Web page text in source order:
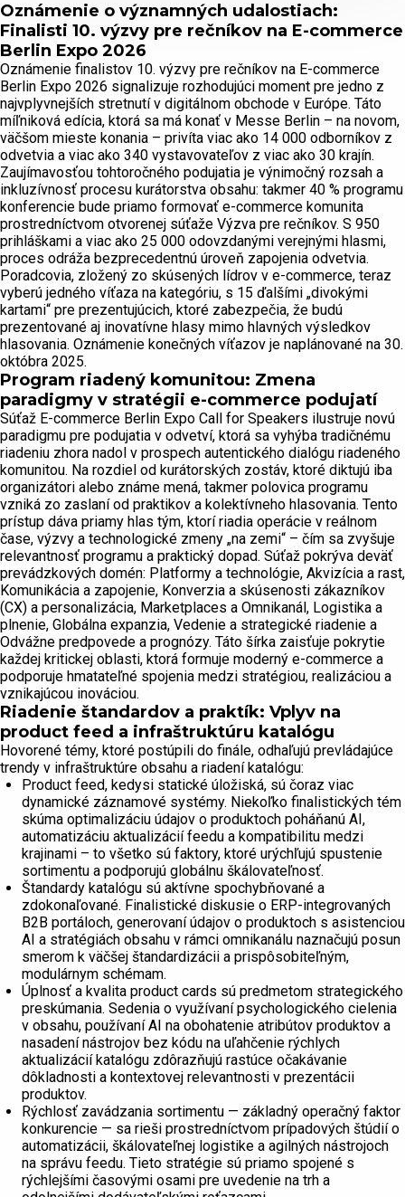
Oznámenie o významných udalostiach:
Finalisti 10. výzvy pre rečníkov na E-commerce
Berlin Expo 2026
Oznámenie finalistov 10. výzvy pre rečníkov na E-commerce
Berlin Expo 2026 signalizuje rozhodujúci moment pre jedno z
najvplyvnejších stretnutí v digitálnom obchode v Európe. Táto
míľniková edícia, ktorá sa má konať v Messe Berlin – na novom,
väčšom mieste konania – privíta viac ako 14 000 odborníkov z
odvetvia a viac ako 340 vystavovateľov z viac ako 30 krajín.
Zaujímavosťou tohtoročného podujatia je výnimočný rozsah a
inkluzívnosť procesu kurátorstva obsahu: takmer 40 % programu
konferencie bude priamo formovať e-commerce komunita
prostredníctvom otvorenej súťaže Výzva pre rečníkov. S 950
prihláškami a viac ako 25 000 odovzdanými verejnými hlasmi,
proces odráža bezprecedentnú úroveň zapojenia odvetvia.
Poradcovia, zložený zo skúsených lídrov v e-commerce, teraz
vyberú jedného víťaza na kategóriu, s 15 ďalšími „divokými
kartami“ pre prezentujúcich, ktoré zabezpečia, že budú
prezentované aj inovatívne hlasy mimo hlavných výsledkov
hlasovania. Oznámenie konečných víťazov je naplánované na 30.
októbra 2025.
Program riadený komunitou: Zmena
paradigmy v stratégii e-commerce podujatí
Súťaž E-commerce Berlin Expo Call for Speakers ilustruje novú
paradigmu pre podujatia v odvetví, ktorá sa vyhýba tradičnému
riadeniu zhora nadol v prospech autentického dialógu riadeného
komunitou. Na rozdiel od kurátorských zostáv, ktoré diktujú iba
organizátori alebo známe mená, takmer polovica programu
vzniká zo zaslaní od praktikov a kolektívneho hlasovania. Tento
prístup dáva priamy hlas tým, ktorí riadia operácie v reálnom
čase, výzvy a technologické zmeny „na zemi“ – čím sa zvyšuje
relevantnosť programu a praktický dopad. Súťaž pokrýva deväť
prevádzkových domén: Platformy a technológie, Akvizícia a rast,
Komunikácia a zapojenie, Konverzia a skúsenosti zákazníkov
(CX) a personalizácia, Marketplaces a Omnikanál, Logistika a
plnenie, Globálna expanzia, Vedenie a strategické riadenie a
Odvážne predpovede a prognózy. Táto šírka zaisťuje pokrytie
každej kritickej oblasti, ktorá formuje moderný e-commerce a
podporuje hmatateľné spojenia medzi stratégiou, realizáciou a
vznikajúcou inováciou.
Riadenie štandardov a praktík: Vplyv na
product feed a infraštruktúru katalógu
Hovorené témy, ktoré postúpili do finále, odhaľujú prevládajúce
trendy v infraštruktúre obsahu a riadení katalógu:
Product feed, kedysi statické úložiská, sú čoraz viac
dynamické záznamové systémy. Niekoľko finalistických tém
skúma optimalizáciu údajov o produktoch poháňanú AI,
automatizáciu aktualizácií feedu a kompatibilitu medzi
krajinami – to všetko sú faktory, ktoré urýchľujú spustenie
sortimentu a podporujú globálnu škálovateľnosť.
Štandardy katalógu sú aktívne spochybňované a
zdokonaľované. Finalistické diskusie o ERP-integrovaných
B2B portáloch, generovaní údajov o produktoch s asistenciou
AI a stratégiách obsahu v rámci omnikanálu naznačujú posun
smerom k väčšej štandardizácii a prispôsobiteľným,
modulárnym schémam.
Úplnosť a kvalita product cards sú predmetom strategického
preskúmania. Sedenia o využívaní psychologického cielenia
v obsahu, používaní AI na obohatenie atribútov produktov a
nasadení nástrojov bez kódu na uľahčenie rýchlych
aktualizácií katalógu zdôrazňujú rastúce očakávanie
dôkladnosti a kontextovej relevantnosti v prezentácii
produktov.
Rýchlosť zavádzania sortimentu — základný operačný faktor
konkurencie — sa rieši prostredníctvom prípadových štúdií o
automatizácii, škálovateľnej logistike a agilných nástrojoch
na správu feedu. Tieto stratégie sú priamo spojené s
rýchlejšími časovými osami pre uvedenie na trh a